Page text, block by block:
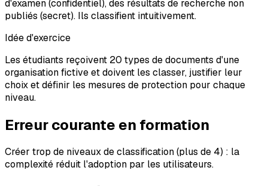
d'examen (confidentiel), des résultats de recherche non
publiés (secret). Ils classifient intuitivement.
Idée d'exercice
Les étudiants reçoivent 20 types de documents d'une
organisation fictive et doivent les classer, justifier leur
choix et définir les mesures de protection pour chaque
niveau.
Erreur courante en formation
Créer trop de niveaux de classification (plus de 4) : la
complexité réduit l'adoption par les utilisateurs.